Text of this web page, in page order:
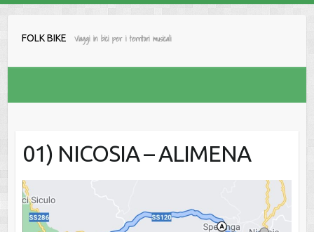
FOLK BIKE Viaggi in bici per i territori musicali
01) NICOSIA – ALIMENA